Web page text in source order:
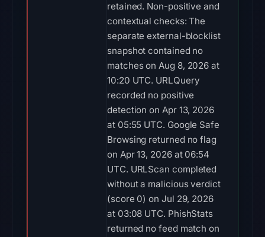
retained. Non-positive and
contextual checks: The
separate external-blocklist
snapshot contained no
matches on Aug 8, 2026 at
10:20 UTC. URLQuery
recorded no positive
detection on Apr 13, 2026
at 05:55 UTC. Google Safe
Browsing returned no flag
on Apr 13, 2026 at 06:54
UTC. URLScan completed
without a malicious verdict
(score 0) on Jul 29, 2026
at 03:08 UTC. PhishStats
returned no feed match on